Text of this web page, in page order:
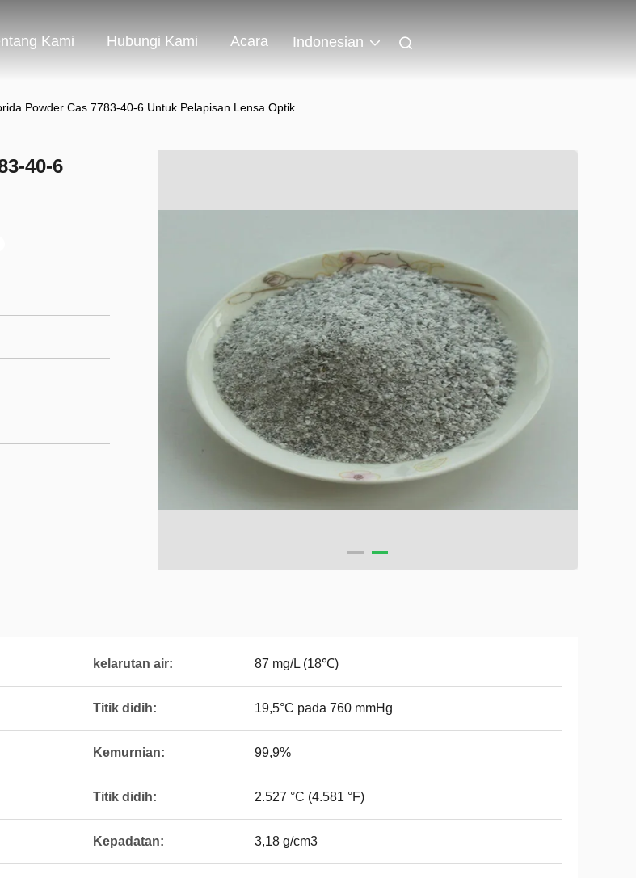
Kami Hubungi Kami Acara Indonesian
Powder Cas 7783-40-6 Untuk Pelapisan Lensa Optik
40-6
kelarutan air: 87 mg/L (18℃)
Titik didih: 19,5°C pada 760 mmHg
Kemurnian: 99,9%
Titik didih: 2.527 °C (4.581 °F)
Kepadatan: 3,18 g/cm3